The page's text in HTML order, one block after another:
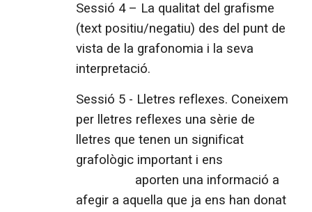
Sessió 4 – La qualitat del grafisme
(text positiu/negatiu) des del punt de
vista de la grafonomia i la seva
interpretació.
Sessió 5 - Lletres reflexes. Coneixem
per lletres reflexes una sèrie de
lletres que tenen un significat
grafològic important i ens
aporten una informació a
afegir a aquella que ja ens han donat